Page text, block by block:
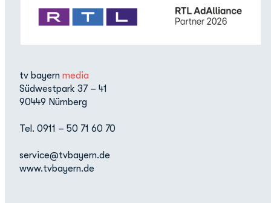
tv bayern media
Südwestpark 37 – 41
90449 Nürnberg
Tel. 0911 – 50 71 60 70
service@tvbayern.de
www.tvbayern.de